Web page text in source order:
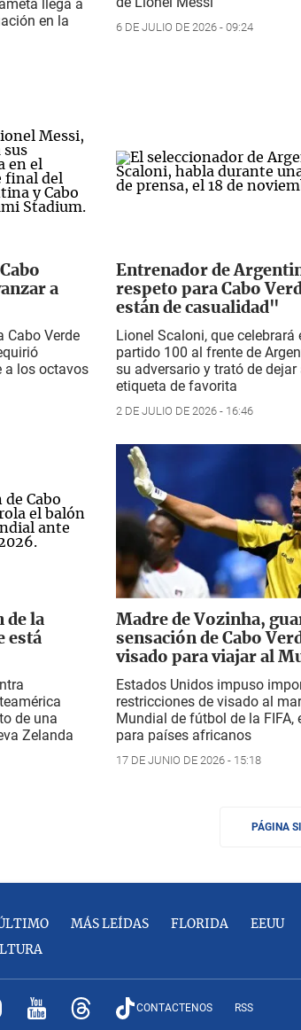
llega a
en la
6 DE JULIO DE 2026 - 09:24
a
Cabo Verde
a los octavos
Entrenador de
respeto para Cabo
están de casualidad"
Lionel Scaloni, que celebrará
partido 100 al frente de
su adversario y trató de
etiqueta de favorita
2 DE JULIO DE 2026 - 16:46
de la
está
de una
Zelanda
Madre de Vozinha,
sensación de Cabo
visado para viajar al
Estados Unidos impuso
restricciones de visado al
Mundial de fútbol de la FIFA,
para países africanos
17 DE JUNIO DE 2026 - 15:18
PÁGINA
ÚLTIMO MÁS LEÍDAS FLORIDA EEUU
CONTACTENOS RSS